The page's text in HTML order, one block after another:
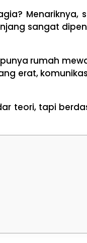
Menariknya,
sangat
rumah
erat,
teori, tapi